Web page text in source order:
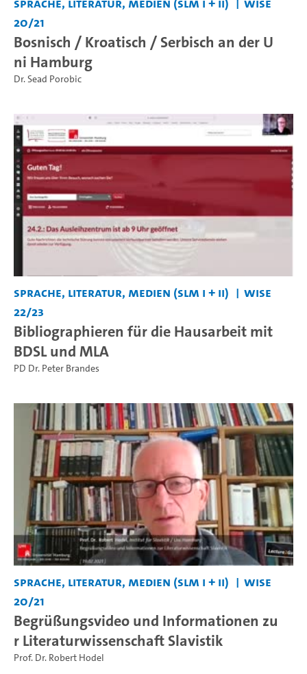
20/21
Bosnisch / Kroatisch / Serbisch an der U
ni Hamburg
Dr. Sead Porobic
Sprache, Literatur, Medien (SLM I + II)
WiSe
22/23
Bibliographieren für die Hausarbeit mit
BDSL und MLA
PD Dr. Peter Brandes
Sprache, Literatur, Medien (SLM I + II)
WiSe
20/21
Begrüßungsvideo und Informationen zu
r Literaturwissenschaft Slavistik
Prof. Dr. Robert Hodel